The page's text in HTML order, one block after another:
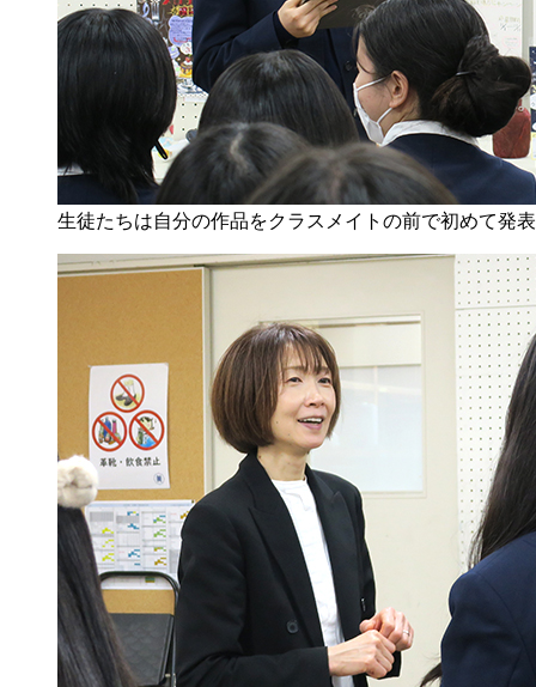
生徒たちは自分の作品をクラスメイトの前で初めて発